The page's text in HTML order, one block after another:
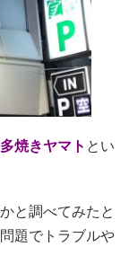
焼きヤマト とい
と調べてみたと
題でトラブルや